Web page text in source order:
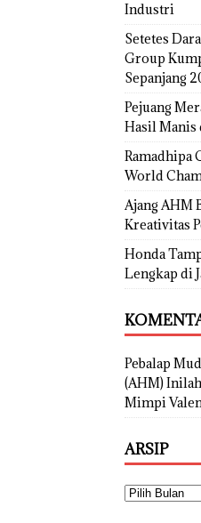
Industri
Setetes
Group
Sepanjang
Pejuang
Hasil Manis
Ramadhipa
World
Ajang AHM
Kreativitas
Honda
Lengkap di
Pebalap
(AHM)
Mimpi
ARSIP